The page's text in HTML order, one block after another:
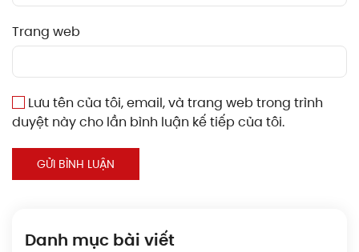
Trang web
Lưu tên của tôi, email, và trang web trong trình
duyệt này cho lần bình luận kế tiếp của tôi.
GỬI BÌNH LUẬN
Danh mục bài viết